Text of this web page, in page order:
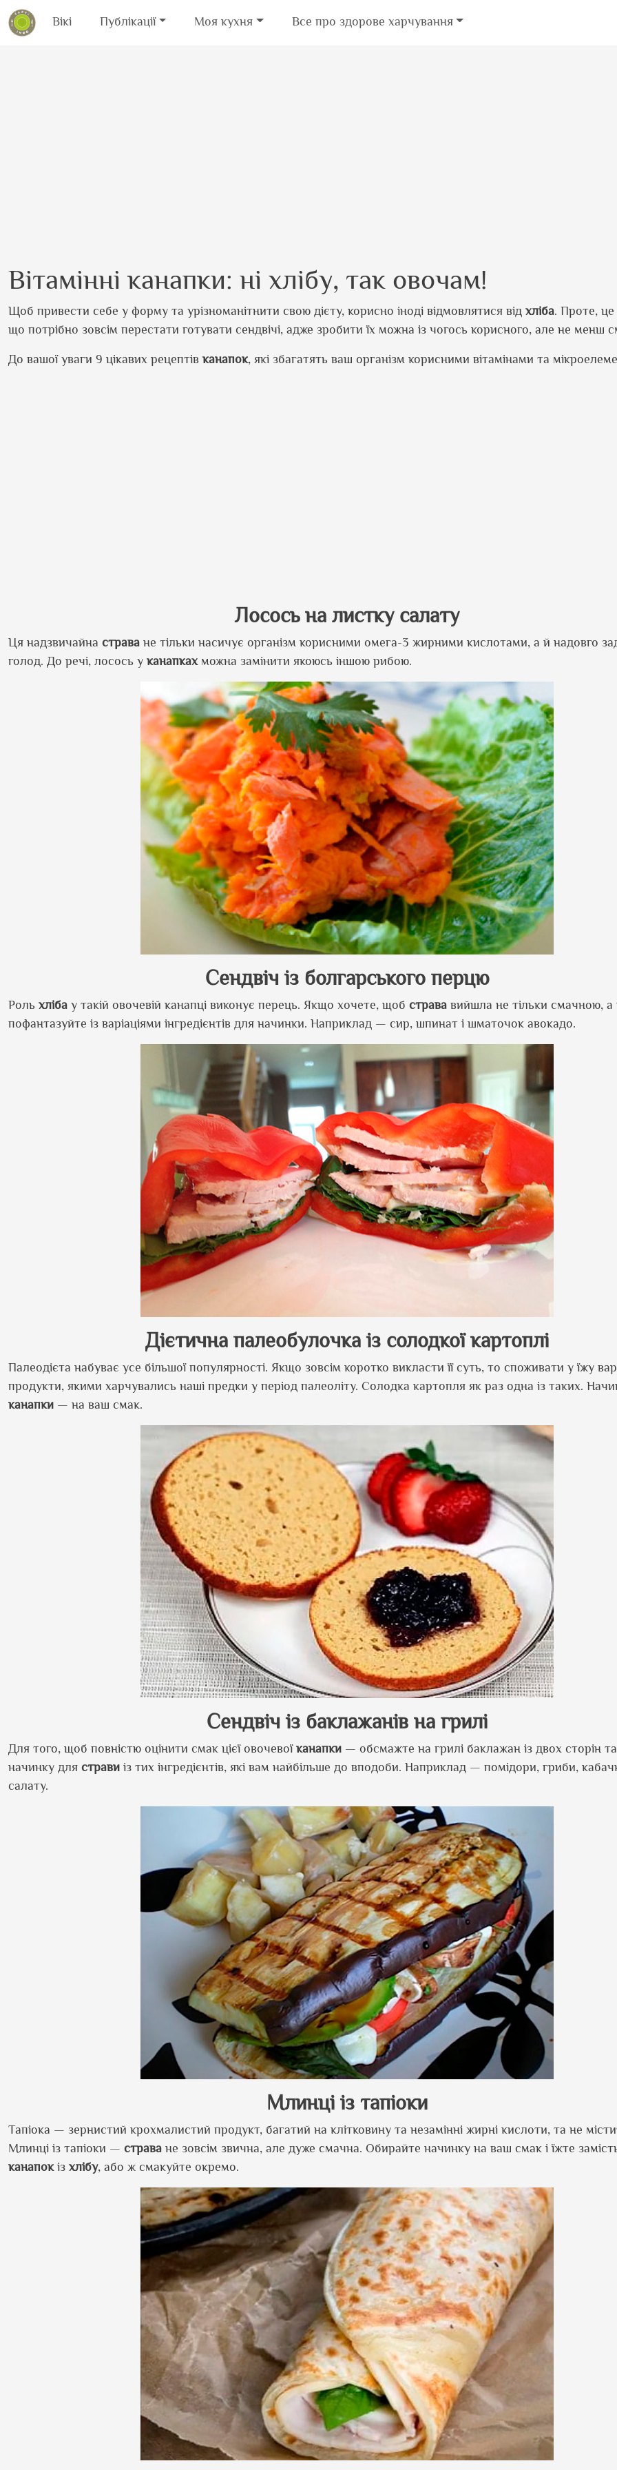
Вікі Публікації Моя кухня Все про здорове харчування
Вітамінні канапки: ні хлібу, так овочам!
Щоб привести себе у форму та урізноманітнити свою дієту, корисно іноді відмовлятися від хліба. Проте,
що потрібно зовсім перестати готувати сендвічі, адже зробити їх можна із чогось корисного, але не менш
До вашої уваги 9 цікавих рецептів канапок, які збагатять ваш організм корисними вітамінами та
Лосось на листку салату
Ця надзвичайна страва не тільки насичує організм корисними омега-3 жирними кислотами, а й надовго
голод. До речі, лосось у канапкахможна замінити якоюсь іншою рибою.
Сендвіч із болгарського перцю
Роль хліба у такій овочевій канапці виконує перець. Якщо хочете, щоб страва вийшла не тільки смачною,
пофантазуйте із варіаціями інгредієнтів для начинки. Наприклад — сир, шпинат і шматочок авокадо.
Дієтична палеобулочка із солодкої картоплі
Палеодієта набуває усе більшої популярності. Якщо зовсім коротко викласти її суть, то споживати у їжу
продукти, якими харчувались наші предки у період палеоліту. Солодка картопля як раз одна із таких.
канапки — на ваш смак.
Сендвіч із баклажанів на грилі
Для того, щоб повністю оцінити смак цієї овочевої канапки — обсмажте на грилі баклажан із двох сторін
начинку для страви із тих інгредієнтів, які вам найбільше до вподоби. Наприклад — помідори, гриби,
салату.
Млинці із тапіоки
Тапіока — зернистий крохмалистий продукт, багатий на клітковину та незамінні жирні кислоти, та не
Млинці із тапіоки — страва не зовсім звична, але дуже смачна. Обирайте начинку на ваш смак і їжте
канапокіз хлібу, або ж смакуйте окремо.